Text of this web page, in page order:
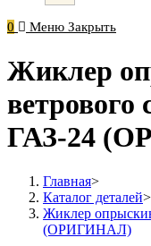
0 Меню Закрыть
Жиклер
ветрового
ГАЗ-24
Главная>
Каталог деталей>
Жиклер
(ОРИГИНАЛ)